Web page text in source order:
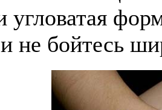
угловатая
не бойтесь